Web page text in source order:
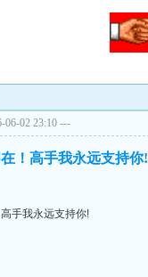
06-02 23:10 ---
！高手我永远支持你!
手我永远支持你!